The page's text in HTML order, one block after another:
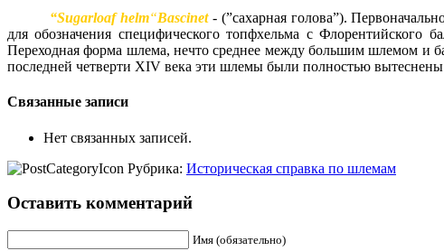
“Sugarloaf helm“Bascinet - (”сахарная голова”).
для обозначения специфического топфхельма с Флорентийского
Переходная форма шлема, нечто среднее между большим шлемом и
последней четверти XIV века эти шлемы были полностью вытеснены
Связанные записи
Нет связанных записей.
Рубрика: Историческая справка по шлемам
Оставить комментарий
Имя (обязательно)